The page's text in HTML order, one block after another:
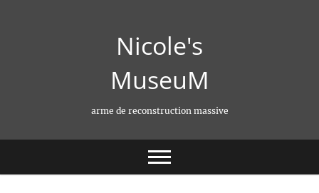
Nicole's
MuseuM
arme de reconstruction massive